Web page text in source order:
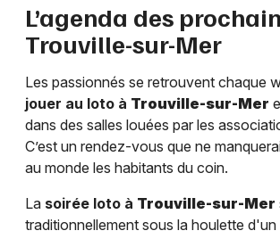
L’agenda des
Trouville-sur-Mer
Les passionnés se retrouvent chaque
jouer au loto à Trouville-sur-Mer
dans des salles louées par les
C’est un rendez-vous que ne
au monde les habitants du coin.
La soirée loto à Trouville-sur-Mer
traditionnellement sous la houlette d'un